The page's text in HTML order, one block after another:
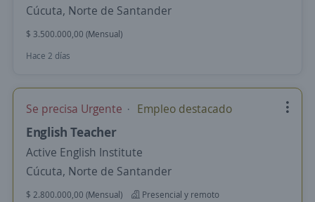
Cúcuta, Norte de Santander
$ 3.500.000,00 (Mensual)
Hace 2 días
Se precisa Urgente Empleo destacado
English Teacher
Active English Institute
Cúcuta, Norte de Santander
$ 2.800.000,00 (Mensual)
Presencial y remoto